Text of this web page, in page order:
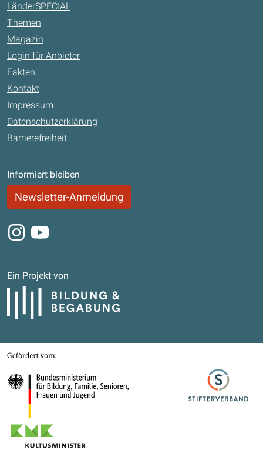
LänderSPECIAL
Themen
Magazin
Login für Anbieter
Fakten
Kontakt
Impressum
Datenschutzerklärung
Barrierefreiheit
Informiert bleiben
Newsletter-Anmeldung
Instagram
Youtube
Ein Projekt von
Bildung und Begabung
Gefördert von
Bundesministerium für Bildung, Familie, Senioren, Frauen und Jugend
Stifterverband
Kultusministerkonferenz